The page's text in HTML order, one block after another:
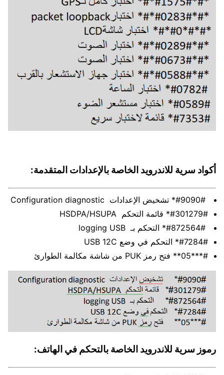
أكواد سرية للاندرويد الخاصة بالإعدادات المتقدمة:
#301279#* قائمة التحكم HSDPA/HSUPA
#7284#* التحكم في وضع USB 12C
#***05** فتح رمز PUK من شاشة مكالمة الطوارئ
رموز سرية للاندرويد الخاصة بالتحكم في الهاتف: